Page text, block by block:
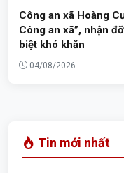
Công an xã Hoàng
Công an xã”, nhận
biệt khó khăn
04/08/2026
Tin mới nhất